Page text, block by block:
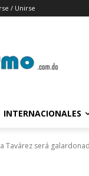
/ Unirse
INTERNACIONALES
Tavárez será